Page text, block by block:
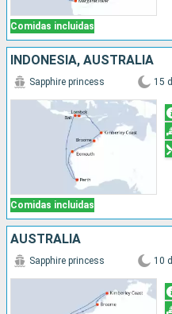
Comidas incluidas
INDONESIA, AUSTRALIA
Comidas incluidas
Sapphire princess 15 d
AUSTRALIA
Sapphire princess 10 d